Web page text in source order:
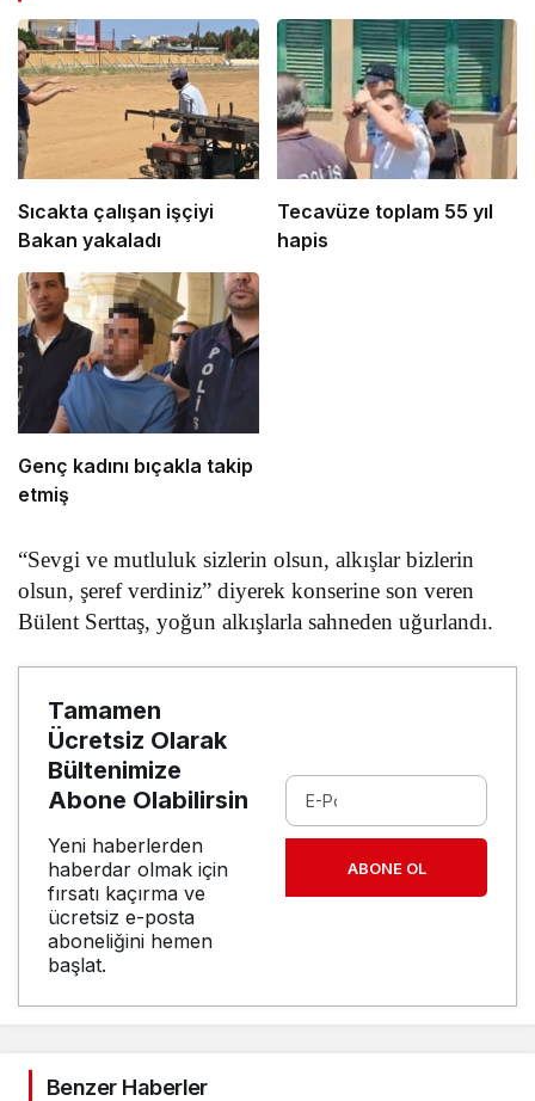
Sıcakta çalışan işçiyi
Bakan yakaladı
Tecavüze toplam 55 yıl
hapis
Genç kadını bıçakla takip
etmiş
“Sevgi ve mutluluk sizlerin olsun, alkışlar bizlerin
olsun, şeref verdiniz” diyerek konserine son veren
Bülent Serttaş, yoğun alkışlarla sahneden uğurlandı.
Tamamen
Ücretsiz Olarak
Bültenimize
Abone Olabilirsin
Yeni haberlerden
haberdar olmak için
fırsatı kaçırma ve
ücretsiz e-posta
aboneliğini hemen
başlat.
ABONE OL
Benzer Haberler